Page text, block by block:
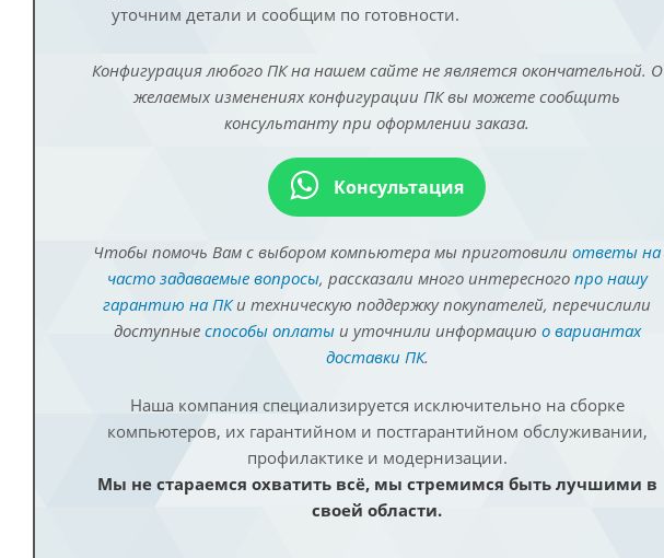
уточним детали и сообщим по готовности.
Конфигурация любого ПК на нашем сайте не является окончательной. О
желаемых изменениях конфигурации ПК вы можете сообщить
консультанту при оформлении заказа.
Консультация
Чтобы помочь Вам с выбором компьютера мы приготовили ответы на
часто задаваемые вопросы, рассказали много интересного про нашу
гарантию на ПКи техническую поддержку покупателей, перечислили
доступные способы оплатыи уточнили информацию о вариантах
доставки ПК.
Наша компания специализируется исключительно на сборке
компьютеров, их гарантийном и постгарантийном обслуживании,
профилактике и модернизации.
Мы не стараемся охватить всё, мы стремимся быть лучшими в
своей области.